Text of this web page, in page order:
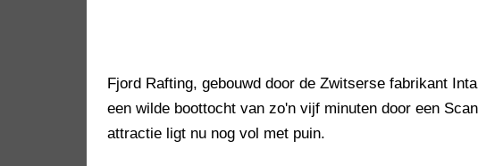
Fjord Rafting, gebouwd door de Zwitserse fabrikant
een wilde boottocht van zo'n vijf minuten door een
attractie ligt nu nog vol met puin.